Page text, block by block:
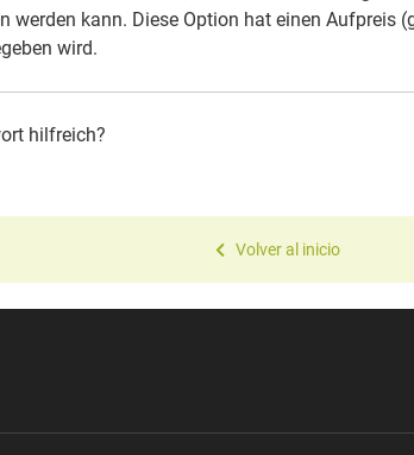
werden kann. Diese Option hat einen Aufpreis
wird.
hilfreich?
Volver al inicio